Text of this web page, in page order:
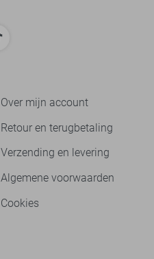
Over mijn account
Retour en terugbetaling
Verzending en levering
Algemene voorwaarden
Cookies